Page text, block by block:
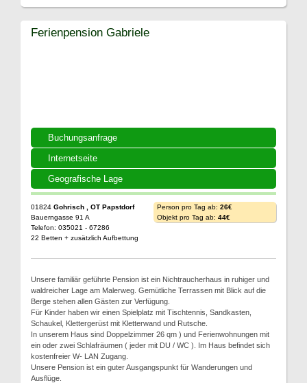
Buchungsanfrage
Internetseite
Geografische Lage
Ferienpension Gabriele
01824 Gohrisch , OT Papstdorf
Bauerngasse 91 A
Telefon: 035021 - 67286
22 Betten + zusätzlich Aufbettung
Person pro Tag ab: 26€
Objekt pro Tag ab: 44€
Unsere familiär geführte Pension ist ein Nichtraucherhaus in ruhiger und
waldreicher Lage am Malerweg. Gemütliche Terrassen mit Blick auf die
Berge stehen allen Gästen zur Verfügung.
Für Kinder haben wir einen Spielplatz mit Tischtennis, Sandkasten,
Schaukel, Klettergerüst mit Kletterwand und Rutsche.
In unserem Haus sind Doppelzimmer 26 qm ) und Ferienwohnungen mit
ein oder zwei Schlafräumen ( jeder mit DU / WC ). Im Haus befindet sich
kostenfreier W- LAN Zugang.
Unsere Pension ist ein guter Ausgangspunkt für Wanderungen und
Ausflüge.